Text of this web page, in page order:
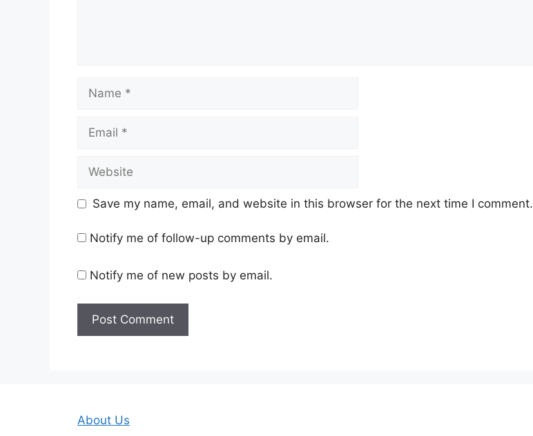
Save my name, email, and website in this browser for the next time I comment.
Notify me of follow-up comments by email.
Notify me of new posts by email.
About Us